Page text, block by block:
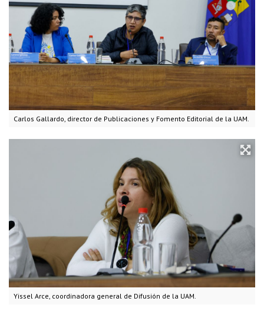
Carlos Gallardo, director de Publicaciones y Fomento Editorial de la UAM.
Yissel Arce, coordinadora general de Difusión de la UAM.